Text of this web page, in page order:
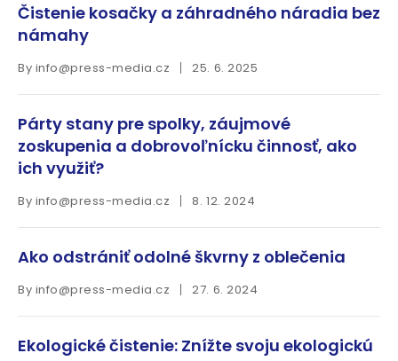
Čistenie kosačky a záhradného náradia bez
námahy
By info@press-media.cz 25. 6. 2025
Párty stany pre spolky, záujmové
zoskupenia a dobrovoľnícku činnosť, ako
ich využiť?
By info@press-media.cz 8. 12. 2024
Ako odstrániť odolné škvrny z oblečenia
By info@press-media.cz 27. 6. 2024
Ekologické čistenie: Znížte svoju ekologickú